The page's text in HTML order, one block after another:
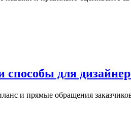
для
и прямые обращения